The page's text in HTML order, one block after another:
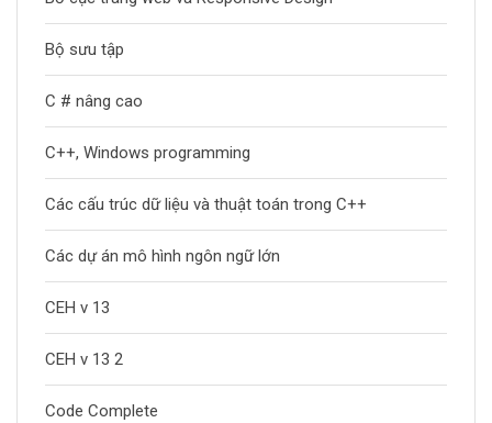
Bộ sưu tập
C # nâng cao
C++, Windows programming
Các cấu trúc dữ liệu và thuật toán trong C++
Các dự án mô hình ngôn ngữ lớn
CEH v 13
CEH v 13 2
Code Complete